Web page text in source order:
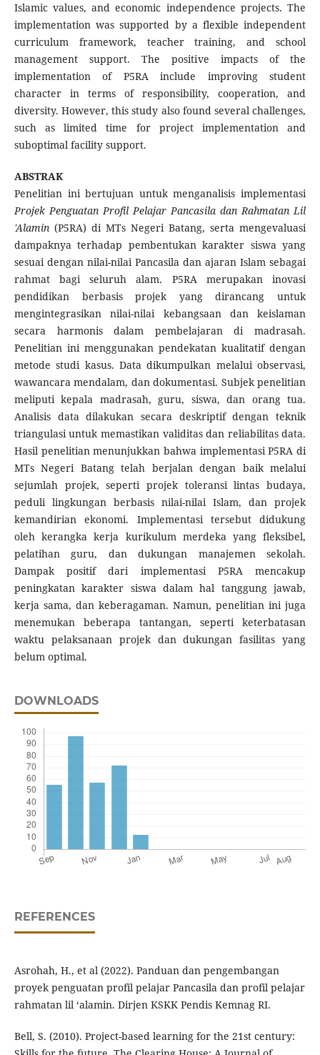
Islamic values, and economic independence projects. The
implementation was supported by a flexible independent
curriculum framework, teacher training, and school
management support. The positive impacts of the
implementation of P5RA include improving student
character in terms of responsibility, cooperation, and
diversity. However, this study also found several challenges,
such as limited time for project implementation and
suboptimal facility support.
ABSTRAK
Penelitian ini bertujuan untuk menganalisis implementasi
Projek Penguatan Profil Pelajar Pancasila dan Rahmatan Lil
'Alamin(P5RA) di MTs Negeri Batang, serta mengevaluasi
dampaknya terhadap pembentukan karakter siswa yang
sesuai dengan nilai-nilai Pancasila dan ajaran Islam sebagai
rahmat bagi seluruh alam. P5RA merupakan inovasi
pendidikan berbasis projek yang dirancang untuk
mengintegrasikan nilai-nilai kebangsaan dan keislaman
secara harmonis dalam pembelajaran di madrasah.
Penelitian ini menggunakan pendekatan kualitatif dengan
metode studi kasus. Data dikumpulkan melalui observasi,
wawancara mendalam, dan dokumentasi. Subjek penelitian
meliputi kepala madrasah, guru, siswa, dan orang tua.
Analisis data dilakukan secara deskriptif dengan teknik
triangulasi untuk memastikan validitas dan reliabilitas data.
Hasil penelitian menunjukkan bahwa implementasi P5RA di
MTs Negeri Batang telah berjalan dengan baik melalui
sejumlah projek, seperti projek toleransi lintas budaya,
peduli lingkungan berbasis nilai-nilai Islam, dan projek
kemandirian ekonomi. Implementasi tersebut didukung
oleh kerangka kerja kurikulum merdeka yang fleksibel,
pelatihan guru, dan dukungan manajemen sekolah.
Dampak positif dari implementasi P5RA mencakup
peningkatan karakter siswa dalam hal tanggung jawab,
kerja sama, dan keberagaman. Namun, penelitian ini juga
menemukan beberapa tantangan, seperti keterbatasan
waktu pelaksanaan projek dan dukungan fasilitas yang
belum optimal.
DOWNLOADS
REFERENCES
Asrohah, H., et al (2022). Panduan dan pengembangan
proyek penguatan profil pelajar Pancasila dan profil pelajar
rahmatan lil ‘alamin. Dirjen KSKK Pendis Kemnag RI.
Bell, S. (2010). Project-based learning for the 21st century: